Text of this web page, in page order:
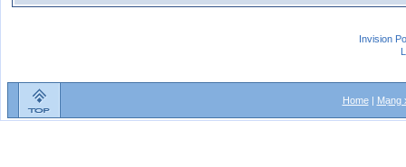
Invision
Home| Mạng